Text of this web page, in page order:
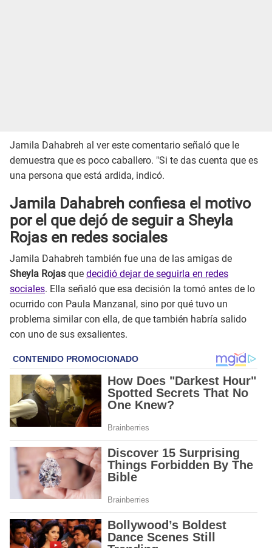
Jamila Dahabreh al ver este comentario señaló que le
demuestra que es poco caballero. "Si te das cuenta que es
una persona que está ardida, indicó.
Jamila Dahabreh confiesa el motivo
por el que dejó de seguir a Sheyla
Rojas en redes sociales
Jamila Dahabreh también fue una de las amigas de
Sheyla Rojas que decidió dejar de seguirla en redes
sociales. Ella señaló que esa decisión la tomó antes de lo
ocurrido con Paula Manzanal, sino por qué tuvo un
problema similar con ella, de que también habría salido
con uno de sus exsalientes.